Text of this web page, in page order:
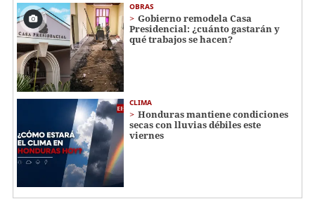
OBRAS
Gobierno remodela Casa
Presidencial: ¿cuánto gastarán y
qué trabajos se hacen?
CLIMA
Honduras mantiene condiciones
secas con lluvias débiles este
viernes